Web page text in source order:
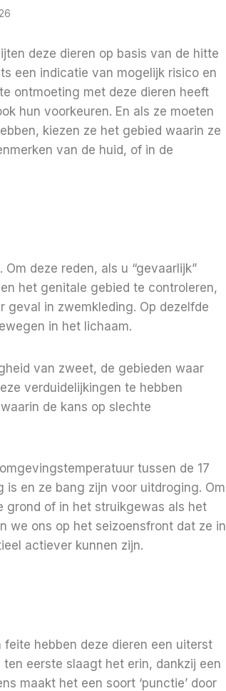
deze dieren op basis van de hitte
een indicatie van mogelijk risico en
ontmoeting met deze dieren heeft
hun voorkeuren. En als ze moeten
kiezen ze het gebied waarin ze
van de huid, of in de
deze reden, als u “gevaarlijk”
het genitale gebied te controleren,
geval in zwemkleding. Op dezelfde
in het lichaam.
van zweet, de gebieden waar
verduidelijkingen te hebben
de kans op slechte
tussen de 17
en ze bang zijn voor uitdroging. Om
grond of in het struikgewas als het
we ons op het seizoensfront dat ze in
actiever kunnen zijn.
hebben deze dieren een uiterst
eerste slaagt het erin, dankzij een
maakt het een soort ‘punctie’ door